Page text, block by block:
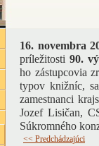
16. novembra
príležitosti90.
ho zástupcovia
typov knižníc,
zamestnanci
Jozef Lisičan,
Súkromného
<< Predchádzajúci